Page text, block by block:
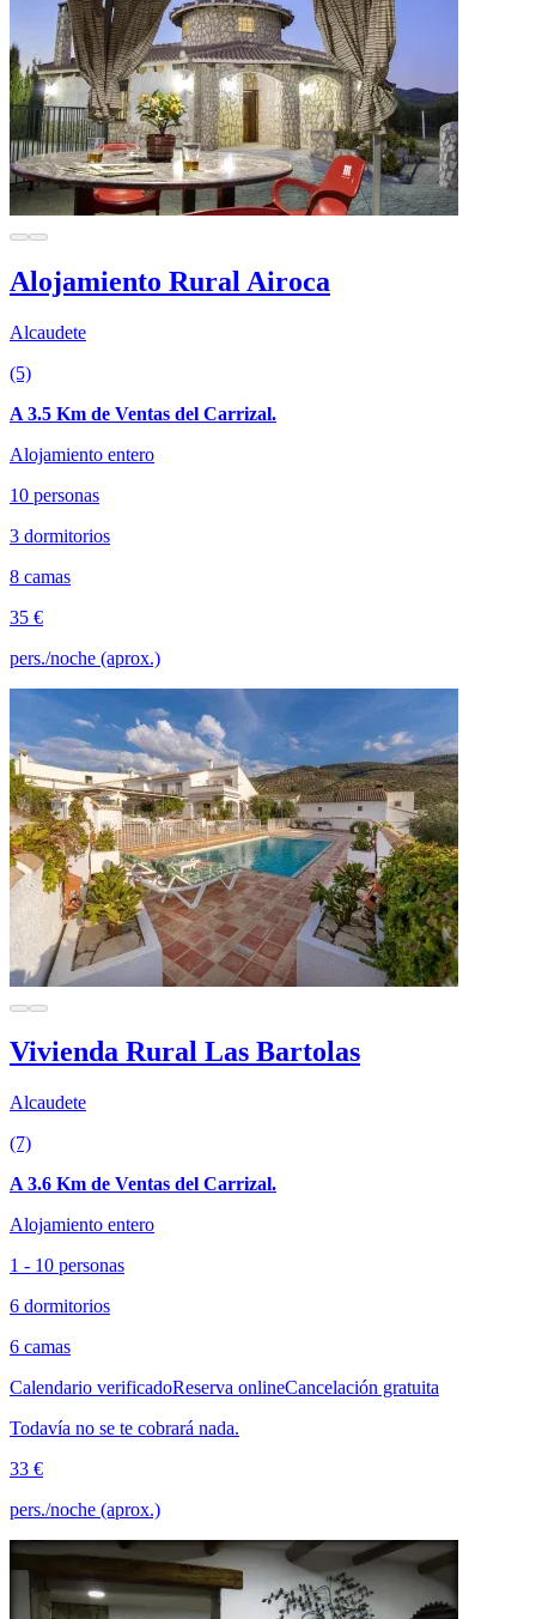
Alojamiento Rural Airoca
Alcaudete
(5)
A 3.5 Km de Ventas del Carrizal.
Alojamiento entero
10 personas
3 dormitorios
8 camas
35 €
pers./noche (aprox.)
Vivienda Rural Las Bartolas
Alcaudete
(7)
A 3.6 Km de Ventas del Carrizal.
Alojamiento entero
1 - 10 personas
6 dormitorios
6 camas
Calendario verificadoReserva onlineCancelación gratuita
Todavía no se te cobrará nada.
33 €
pers./noche (aprox.)